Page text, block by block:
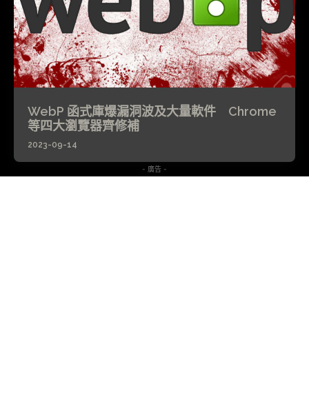
WebP 函式庫爆漏洞波及大量軟件 Chrome
等四大瀏覽器齊修補
2023-09-14
- 廣告 -